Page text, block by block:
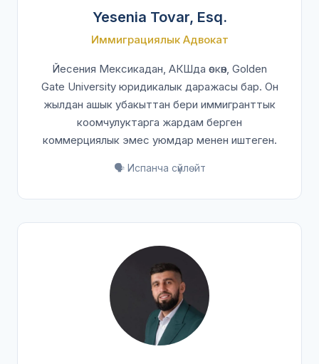
Yesenia Tovar, Esq.
Иммиграциялык Адвокат
Йесения Мексикадан, АКШда өскөн, Golden
Gate University юридикалык даражасы бар. Он
жылдан ашык убакыттан бери иммигранттык
коомчулуктарга жардам берген
коммерциялык эмес уюмдар менен иштеген.
🗣️ Испанча сүйлөйт